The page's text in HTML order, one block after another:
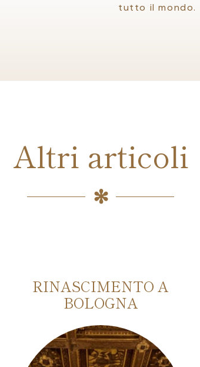
tutto il mondo.
Altri articoli
RINASCIMENTO A
BOLOGNA